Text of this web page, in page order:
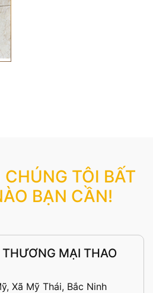
CHÚNG TÔI BẤT
BẠN CẦN!
MẠI THAO
Xã Mỹ Thái, Bắc Ninh